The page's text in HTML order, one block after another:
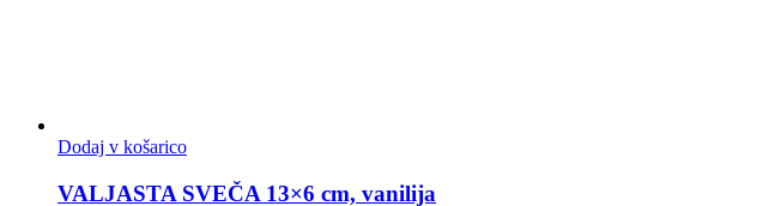
Dodaj v košarico
VALJASTA SVEČA 13×6 cm, vanilija